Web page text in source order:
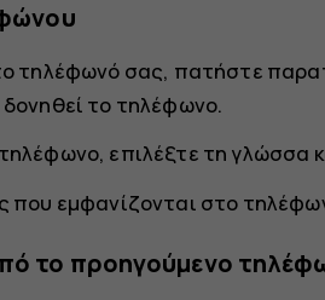
τηλέφωνό σας, πατήστε
το τηλέφωνο.
επιλέξτε τη γλώσσα
που εμφανίζονται στο
το προηγούμενο